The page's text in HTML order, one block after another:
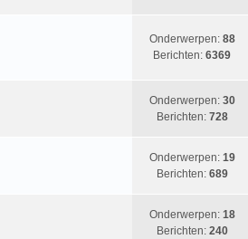
Onderwerpen: 88
Berichten: 6369
Onderwerpen: 30
Berichten: 728
Onderwerpen: 19
Berichten: 689
Onderwerpen: 18
Berichten: 240